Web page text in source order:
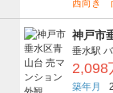
西向き
神戸市
垂水駅
2,098
築年月